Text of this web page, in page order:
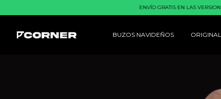
ENVÍO GRATIS EN LAS VERSIONES
BUZOS NAVIDEÑOS